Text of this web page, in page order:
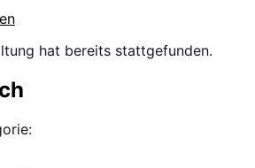
hat bereits stattgefunden.